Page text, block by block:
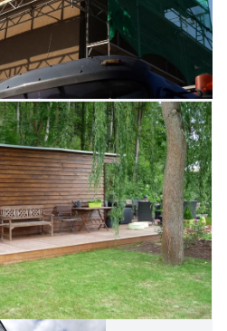
service pour vous offrir des
tous les égards.